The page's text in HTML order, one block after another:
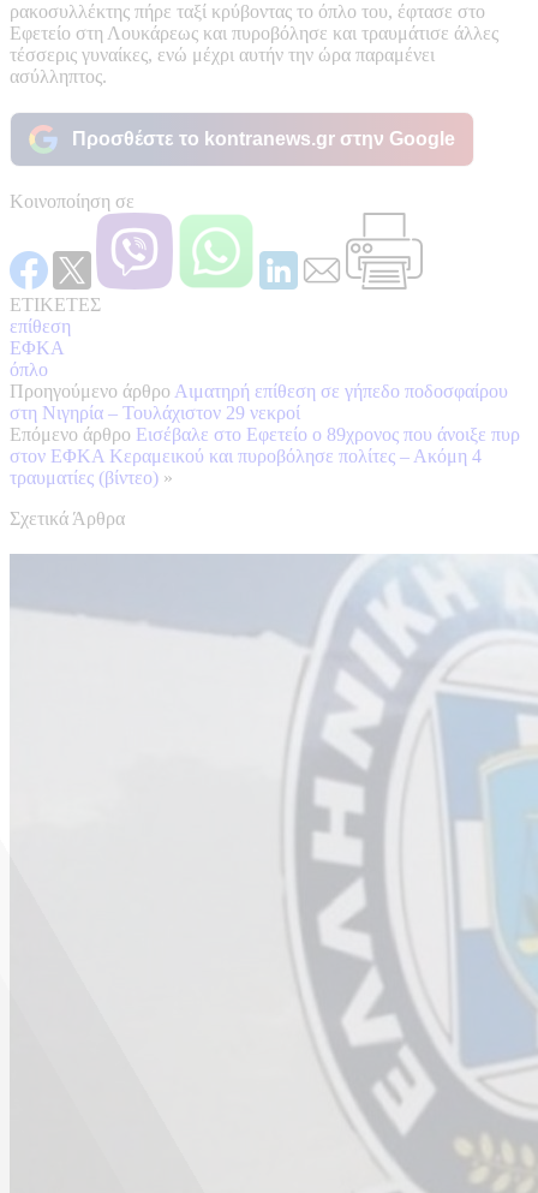
ρακοσυλλέκτης πήρε ταξί κρύβοντας το όπλο του, έφτασε στο
Εφετείο στη Λουκάρεως και πυροβόλησε και τραυμάτισε άλλες
τέσσερις γυναίκες, ενώ μέχρι αυτήν την ώρα παραμένει
ασύλληπτος.
Προσθέστε το kontranews.gr στην Google
Κοινοποίηση σε
ΕΤΙΚΕΤΕΣ
επίθεση
ΕΦΚΑ
όπλο
Προηγούμενο άρθρο Αιματηρή επίθεση σε γήπεδο ποδοσφαίρου
στη Νιγηρία – Τουλάχιστον 29 νεκροί
Επόμενο άρθρο Εισέβαλε στο Εφετείο ο 89χρονος που άνοιξε πυρ
στον ΕΦΚΑ Κεραμεικού και πυροβόλησε πολίτες – Ακόμη 4
τραυματίες (βίντεο) »
Σχετικά Άρθρα